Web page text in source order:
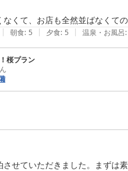
| 朝食: 5 | 夕食: 5 | 温泉・お風呂:
桜プラン
せていただきました。まずは